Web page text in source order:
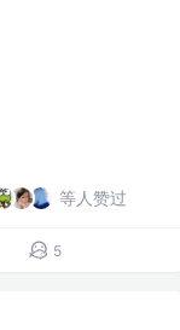
等人赞过
5